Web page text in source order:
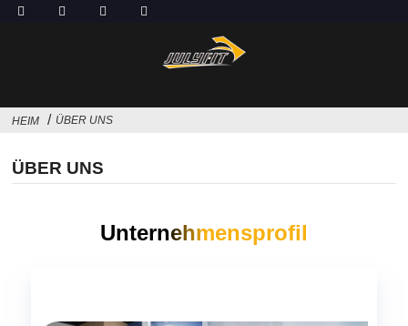
HEIM ÜBER UNS
ÜBER UNS
Unternehmensprofil